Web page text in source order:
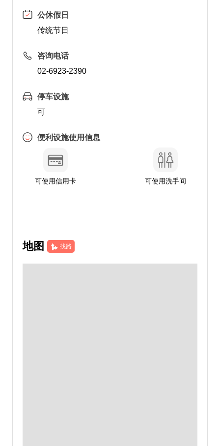
公休假日
传统节日
咨询电话
02-6923-2390
停车设施
可
便利设施使用信息
可使用信用卡 可使用洗手间
地图 找路